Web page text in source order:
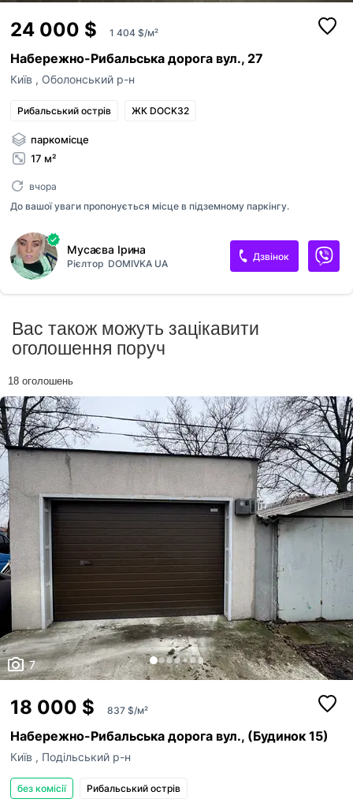
24 000 $ 1 404 $/м²
Набережно-Рибальська дорога вул., 27
Київ , Оболонський р-н
Рибальський острів ЖК DOCK32
паркомісце
17 м²
вчора
До вашої уваги пропонується місце в підземному паркінгу.
Мусаєва Ірина
Рієлтор DOMIVKA UA
Дзвінок
Вас також можуть зацікавити
оголошення поруч
18 оголошень
7
18 000 $ 837 $/м²
Набережно-Рибальська дорога вул., (Будинок 15)
Київ , Подільський р-н
без комісії Рибальський острів